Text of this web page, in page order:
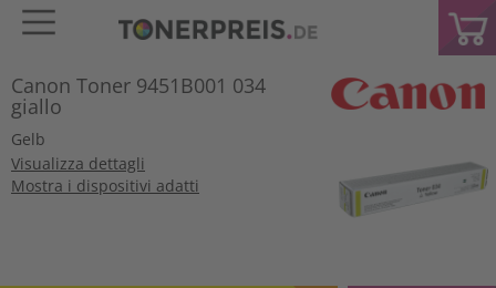
Canon Toner 9451B001 034
giallo
Gelb
Visualizza dettagli
Mostra i dispositivi adatti